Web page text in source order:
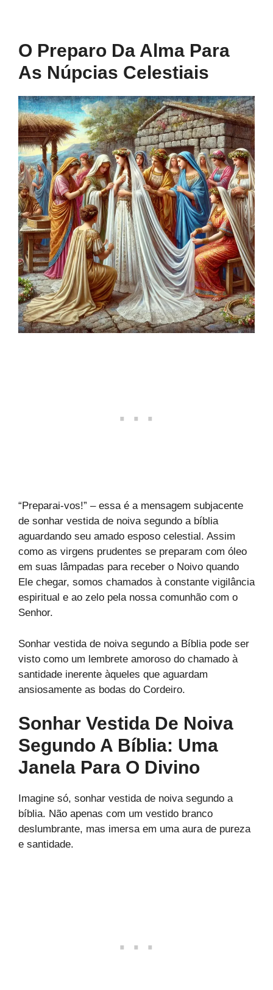
O Preparo Da Alma Para
As Núpcias Celestiais
“Preparai-vos!” – essa é a mensagem subjacente
de sonhar vestida de noiva segundo a bíblia
aguardando seu amado esposo celestial. Assim
como as virgens prudentes se preparam com óleo
em suas lâmpadas para receber o Noivo quando
Ele chegar, somos chamados à constante vigilância
espiritual e ao zelo pela nossa comunhão com o
Senhor.
Sonhar vestida de noiva segundo a Bíblia pode ser
visto como um lembrete amoroso do chamado à
santidade inerente àqueles que aguardam
ansiosamente as bodas do Cordeiro.
Sonhar Vestida De Noiva
Segundo A Bíblia: Uma
Janela Para O Divino
Imagine só, sonhar vestida de noiva segundo a
bíblia. Não apenas com um vestido branco
deslumbrante, mas imersa em uma aura de pureza
e santidade.